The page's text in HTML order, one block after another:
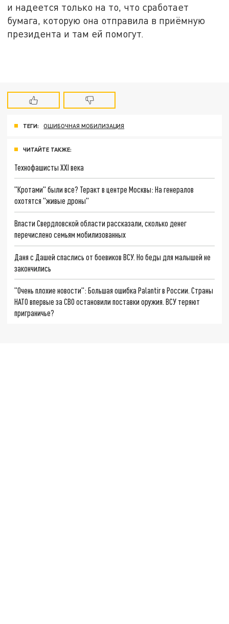
и надеется только на то, что сработает
бумага, которую она отправила в приёмную
президента и там ей помогут.
ТЕГИ: ОШИБОЧНАЯ МОБИЛИЗАЦИЯ
ЧИТАЙТЕ ТАКЖЕ:
Технофашисты XXI века
"Кротами" были все? Теракт в центре Москвы: На генералов
охотятся "живые дроны"
Власти Свердловской области рассказали, сколько денег
перечислено семьям мобилизованных
Даня с Дашей спаслись от боевиков ВСУ. Но беды для малышей не
закончились
"Очень плохие новости": Большая ошибка Palantir в России. Страны
НАТО впервые за СВО остановили поставки оружия. ВСУ теряют
приграничье?